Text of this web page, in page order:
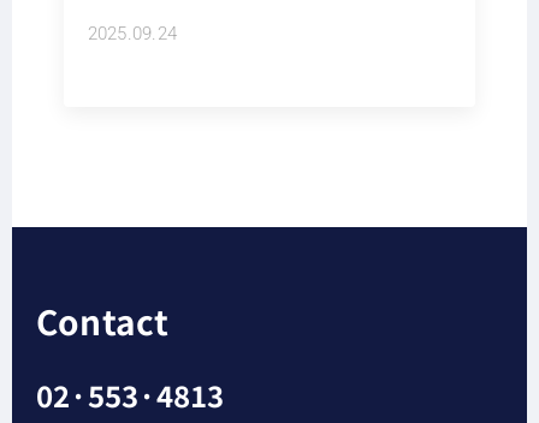
2025.09.24
Contact
02·553·4813